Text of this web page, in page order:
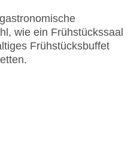
21
Express, Diners Club,
Visa
wie ein Frühstückssaal
Frühstücksbuffet